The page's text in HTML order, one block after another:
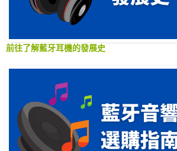
前往了解藍牙耳機的發展史